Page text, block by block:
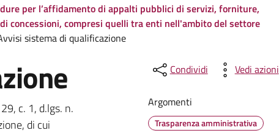
per l’affidamento di appalti pubblici di servizi, forniture,
concessioni, compresi quelli tra enti nell'ambito del settore
sistema di qualificazione
c. 1, d.lgs. n.
di cui
Condividi Vedi azioni
Argomenti
Trasparenza amministrativa